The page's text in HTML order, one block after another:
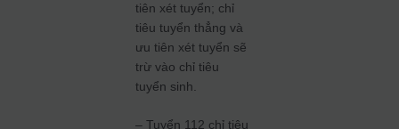
tiên xét tuyển; chỉ
tiêu tuyển thẳng và
ưu tiên xét tuyển sẽ
trừ vào chỉ tiêu
tuyển sinh.
– Tuyển 112 chỉ tiêu